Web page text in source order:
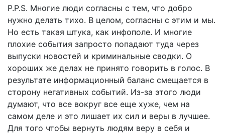
P.P.S. Многие люди согласны с тем, что добро
нужно делать тихо. В целом, согласны с этим и мы.
Но есть такая штука, как инфополе. И многие
плохие события запросто попадают туда через
выпуски новостей и криминальные сводки. О
хороших же делах не принято говорить в голос. В
результате информационный баланс смещается в
сторону негативных событий. Из-за этого люди
думают, что все вокруг все еще хуже, чем на
самом деле и это лишает их сил и веры в лучшее.
Для того чтобы вернуть людям веру в себя и